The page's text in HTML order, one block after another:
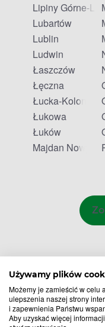
Używamy plików
Możemy je zamieścić w celu
ulepszenia naszej strony
i zapewnienia Państwu
Aby uzyskać więcej
Lipiny Górne-
Lubartów
Lublin
Ludwin
Łaszczów
Łęczna
Łucka-Kolonia
Łukowa
Łuków
Majdan Nowy